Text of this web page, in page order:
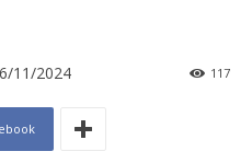
11/2024 117